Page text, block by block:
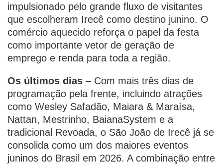
impulsionado pelo grande fluxo de visitantes
que escolheram Irecê como destino junino. O
comércio aquecido reforça o papel da festa
como importante vetor de geração de
emprego e renda para toda a região.
Os últimos dias – Com mais três dias de
programação pela frente, incluindo atrações
como Wesley Safadão, Maiara & Maraísa,
Nattan, Mestrinho, BaianaSystem e a
tradicional Revoada, o São João de Irecê já se
consolida como um dos maiores eventos
juninos do Brasil em 2026. A combinação entre